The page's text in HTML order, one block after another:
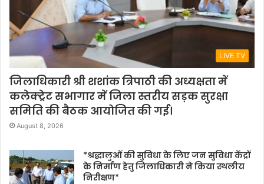
LIVE TV
जिलाधिकारी श्री शशांक त्रिपाठी की अध्यक्षता में
कलेक्ट्रेट सभागार में जिला स्तरीय सड़क सुरक्षा
समिति की बैठक आयोजित की गई।
August 8, 2026
*श्रद्धालुओं की सुविधा के लिए जन सुविधा केंद्रों
के निर्माण हेतु जिलाधिकारी ने किया स्थलीय
निरीक्षण*